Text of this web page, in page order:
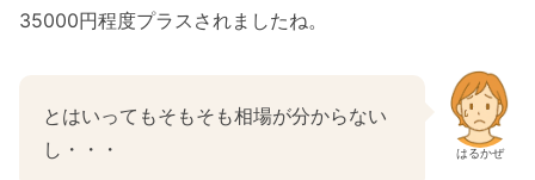
35000円程度プラスされましたね。
はるかぜ
とはいってもそもそも相場が分からない
し・・・